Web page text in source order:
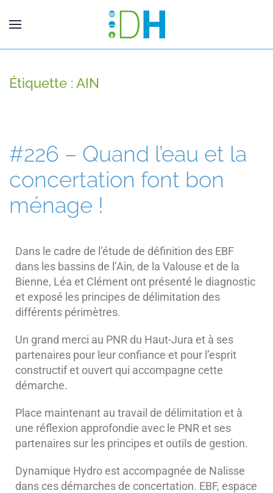
Étiquette : AIN
#226 – Quand l’eau et la
concertation font bon
ménage !
Dans le cadre de l’étude de définition des EBF
dans les bassins de l’Ain, de la Valouse et de la
Bienne, Léa et Clément ont présenté le diagnostic
et exposé les principes de délimitation des
différents périmètres.
Un grand merci au PNR du Haut-Jura et à ses
partenaires pour leur confiance et pour l’esprit
constructif et ouvert qui accompagne cette
démarche.
Place maintenant au travail de délimitation et à
une réflexion approfondie avec le PNR et ses
partenaires sur les principes et outils de gestion.
Dynamique Hydro est accompagnée de Nalisse
dans ces démarches de concertation. EBF, espace